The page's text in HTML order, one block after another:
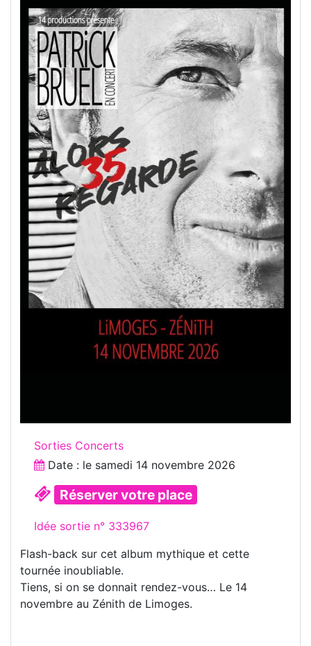
Sorties Concerts
Date : le samedi 14 novembre 2026
Réserver votre place
Idée sortie n° 333967
Flash-back sur cet album mythique et cette
tournée inoubliable.
Tiens, si on se donnait rendez-vous… Le 14
novembre au Zénith de Limoges.